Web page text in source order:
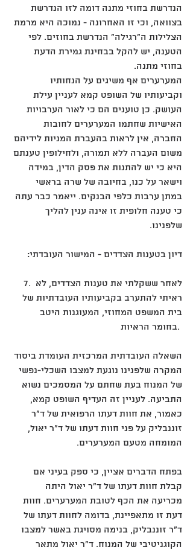
הנדרשת בחוזי מתנה דומה לזו הנדרשת
בצוואה, וכי זו האחרונה - נמוכה היא מרמת
הצלילות ה"רגילה" הנדרשת בחוזים. לפי
הטענה, יש להקל בבחינת גמירת הדעת
בחוזי מתנה.
המערערים אף משיגים על הנחותיו
וקביעותיו של השופט קמא לעניין עילת
העושק. כן טוענים הם כי לאור הערבויות
האישיות שחתמו המערערים לחובות
החברה, אין לראות בהעברת המניות לידיהם
משום העברה ללא תמורה, ולחילופין טענתם
היא כי יש להתנות את פסק הדין, במידה
וישאר על כנו, בחיובה של שרה בראשי
במתן ערבות כלפי הבנקים. ייאמר כבר עתה
כי טענה חלופית זו אינה ענין להליך
שלפנינו.
דיון בטענות הצדדים - המישור העובדתי:
‎7. לאחר ששקלתי את טענות הצדדים, לא
ראיתי להתערב בקביעותיו העובדתיות של
בית המשפט המחוזי, המעוגנות היטב
בחומר הראיות.
השאלה העובדתית המרכזית העומדת ביסוד
המקרה שלפנינו נוגעת למצבו השכלי-נפשי
של המנוח בעת שחתם על המסמכים נשוא
התביעה. לעניין זה העדיף השופט קמא,
כאמור, את חוות דעתו הרפואית של ד"ר
זוננבליק על פני חוות דעתו של ד"ר יאול,
המומחה מטעם המערערים.
בפתח הדברים אציין, כי ספק בעיני אם
קבלת חוות דעתו של ד"ר יאול היתה
מכריעה את הכף לטובת המערערים. חוות
דעת זו מתאפיינת, בדומה לחוות דעתו של
ד"ר זוננבליק, בנימה מסויגת באשר למצבו
הקוגניטיבי של המנוח. ד"ר יאול מתאר